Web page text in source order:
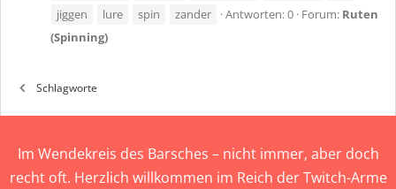
jiggen
lure spin zander Antworten: 0 Forum: Ruten
(Spinning)
Schlagworte
Im Wendekreis des Barsches – nicht immer, aber doch
recht oft. Herzlich willkommen im Reich der Twitch-Arme